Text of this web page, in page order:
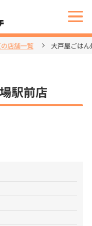
店舗一覧 大戸屋ごは
駅前店